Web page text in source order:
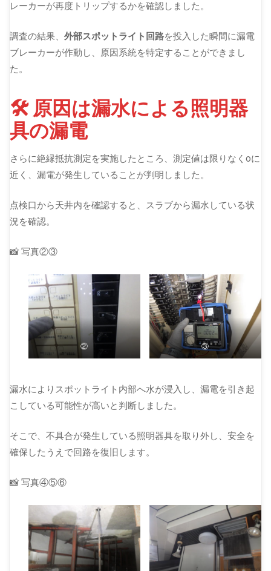
レーカーが再度トリップするかを確認しました。
調査の結果、外部スポットライト回路を投入した瞬間に漏電
ブレーカーが作動し、原因系統を特定することができまし
た。
🛠 原因は漏水による照明器
具の漏電
さらに絶縁抵抗測定を実施したところ、測定値は限りなく0に
近く、漏電が発生していることが判明しました。
点検口から天井内を確認すると、スラブから漏水している状
況を確認。
📸 写真②③
② ③
漏水によりスポットライト内部へ水が浸入し、漏電を引き起
こしている可能性が高いと判断しました。
そこで、不具合が発生している照明器具を取り外し、安全を
確保したうえで回路を復旧します。
📸 写真④⑤⑥